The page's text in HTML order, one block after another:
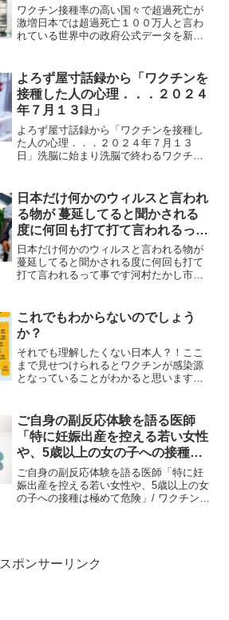
ワクチン接種率の高い国々で超過死亡が
激増日本では超過死亡１００万人と言わ
れている世界中の政府公式データを新た
過死亡が急増していることが明らかにな
りました。パン...
よろず屋寸話録から「ワクチンを
接種した人の心理．．．２０２４
年７月１３日」
よろず屋寸話録から「ワクチンを接種し
た人の心理．．．２０２４年７月１３
日」洗脳に始まり洗脳で終わるワクチン
て、ワクチンを接種しなかった方々が多
いと思います。 さらに、積極...
日本だけ何かのウィルスと言われ
る物が 蔓延してると聞かされる
度に何回も打て打て言われるって
事です
日本だけ何かのウィルスと言われる物が
蔓延してると聞かされる度に何回も打て
打て言われるって事です河村たかし市長
ないのは この先の社会がどう変化して行
くか？ 日本...
これでもわからないのでしょう
か？
それでも理解したくない日本人？！ここ
まで見せつけられるとワクチンが感染源
となっていることがわかると思います
京都と大阪の感染者数（陽性者数）が初
めて2万人を超え、その驚く...
ご自身の副反応体験を語る医師
「特に妊娠出産を控える若い女性
や、5歳以上の女の子への接種は
極めて危険」
ご自身の副反応体験を語る医師「特に妊
娠出産を控える若い女性や、5歳以上の女
の子への接種は極めて危険」/ ワクチンと
スポンサーリンク